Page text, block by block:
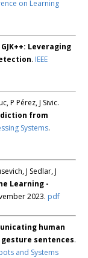
on Learning
GJK++: Leveraging
. IEEE
P Pérez, J Sivic.
from
Systems.
J Sedlar, J
Learning -
2023. pdf
human
sentences.
and Systems